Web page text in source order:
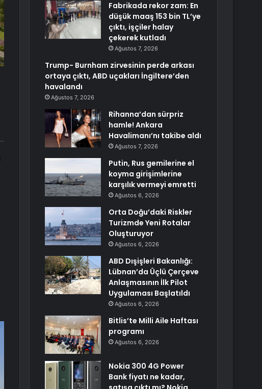
Fabrikada rekor zam: En
düşük maaş 153 bin TL’ye
çıktı, işçiler halay
çekerek kutladı
Ağustos 7, 2026
Trump- Burnham zirvesinin perde arkası
ortaya çıktı, ABD uçakları İngiltere’den
havalandı
Ağustos 7, 2026
Rihanna’dan sürpriz
hamle! Ankara
Havalimanı’nı takibe aldı
Ağustos 7, 2026
Putin, Rus gemilerine el
koyma girişimlerine
karşılık vermeyi emretti
Ağustos 6, 2026
Orta Doğu’daki Riskler
Turizmde Yeni Rotalar
Oluşturuyor
Ağustos 6, 2026
ABD Dışişleri Bakanlığı:
Lübnan’da Üçlü Çerçeve
Anlaşmasının İlk Pilot
Uygulaması Başlatıldı
Ağustos 6, 2026
Bitlis’te Milli Aile Haftası
programı
Ağustos 6, 2026
Nokia 300 4G Power
Bank fiyatı ne kadar,